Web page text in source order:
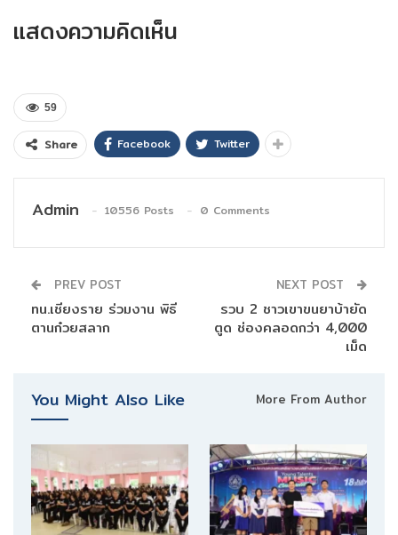
แสดงความคิดเห็น
59
Share Facebook Twitter
Admin 10556 Posts 0 Comments
PREV POST
ทน.เชียงราย ร่วมงาน พิธี
ตานก๋วยสลาก
NEXT POST
รวบ 2 ชาวเขาขนยาบ้ายัด
ตูด ช่องคลอดกว่า 4,000
เม็ด
You Might Also Like More From Author